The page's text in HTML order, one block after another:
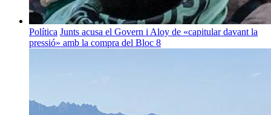
Política Junts acusa el Govern i Aloy de «capitular davant la
pressió» amb la compra del Bloc 8